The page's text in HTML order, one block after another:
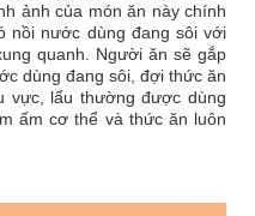
ảnh của món ăn này chính
nồi nước dùng đang sôi với
quanh. Người ăn sẽ gắp
dùng đang sôi, đợi thức ăn
vực, lẩu thường được dùng
ấm cơ thể và thức ăn luôn